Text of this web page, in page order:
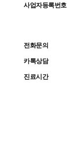
사업자등록번호
전화문의
카톡상담
진료시간